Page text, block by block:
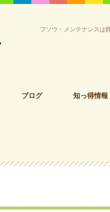
フソウ・メンテナンスは
ブログ 知っ得情報